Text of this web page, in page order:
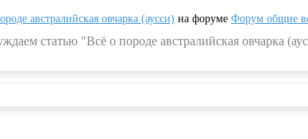
австралийская овчарка (аусси) на форуме Форум общие
статью "Всё о породе австралийская овчарка